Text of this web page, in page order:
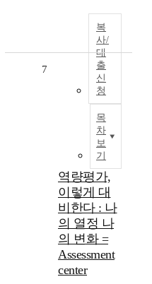
복
사/
대
출
신
청
목
차
보
기
7
역량평가,
이렇게 대
비한다 : 나
의 열정 나
의 변화 =
Assessment
center